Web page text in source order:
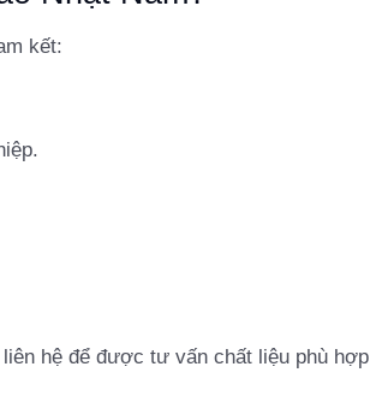
kết:
hệ để được tư vấn chất liệu phù hợp